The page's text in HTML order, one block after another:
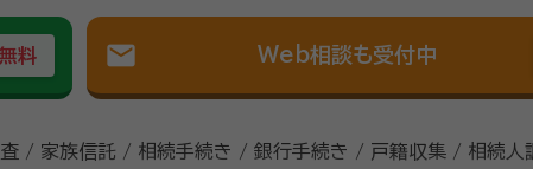
無料 mail Web相談も受付中
/ 家族信託 / 相続手続き / 銀行手続き / 戸籍収集 / 相続人